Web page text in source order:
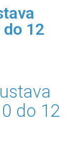
12
do 12